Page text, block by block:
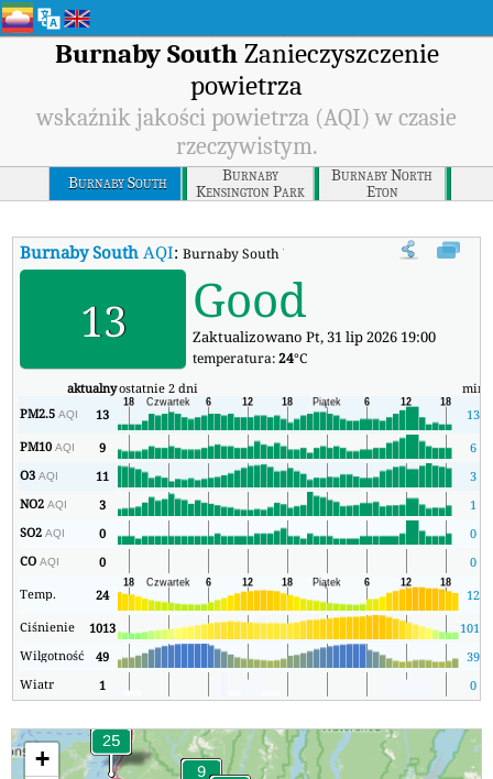
Burnaby SouthZanieczyszczenie
powietrza
wskaźnik jakości powietrza (AQI) w czasie
rzeczywistym.
Burnaby South
Burnaby
Kensington Park
Burnaby North
Eton
Burnaby South AQI:Burnaby South Wskaźnik Jakości Powietrza
13 Good
Zaktualizowano Pt, 31 lip 2026 19:00
temperatura:24°C
aktualnyostatnie 2 dni min
PM2.5AQI 13
13
PM10AQI 9
6
O3AQI 11
3
NO2AQI 3
1
SO2AQI 0
0
COAQI 0
0
Temp.
24
12
Ciśnienie
1013 1013
Wilgotność
49
39
Wiatr
1 0
+